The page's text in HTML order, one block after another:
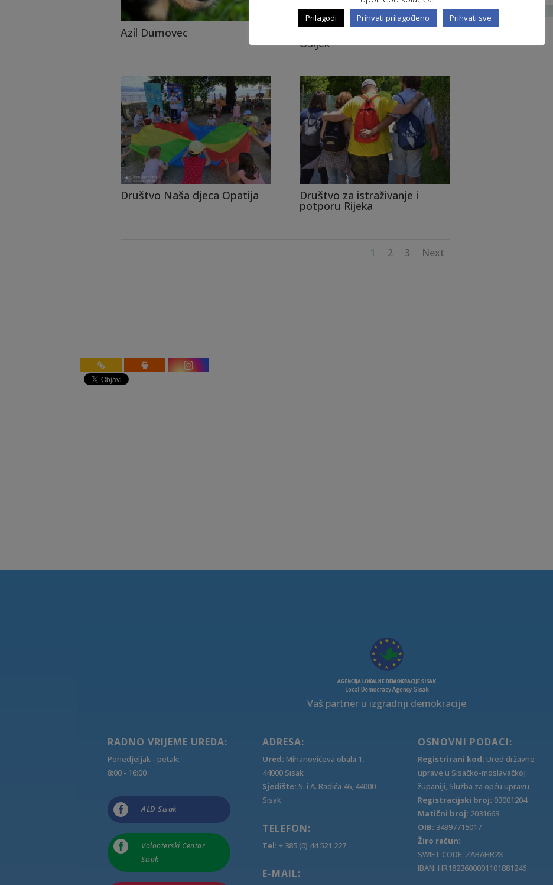
Azil Dumovec
Osijek
Društvo Naša djeca Opatija Društvo za istraživanje i
potporu Rijeka
1 2 3 Next
Vaš partner u izgradnji demokracije
RADNO VRIJEME UREDA:
Ponedjeljak - petak:
8:00 - 16:00
 ALD Sisak

Volonterski Centar
Sisak
ADRESA:
Ured: Mihanovićeva obala 1,
44000 Sisak
Sjedište: S. i A. Radića 46, 44000
Sisak
TELEFON:
Tel: + 385 (0) 44 521 227
E-MAIL:
OSNOVNI PODACI:
Registrirani kod: Ured državne
uprave u Sisačko-moslavačkoj
županiji, Služba za opću upravu
Registracijski broj: 03001204
Matični broj: 2031663
OIB: 34997715017
Žiro račun:
SWIFT CODE: ZABAHR2X
IBAN: HR1823600001101881246
Prilagodi Prihvati prilagođeno Prihvati sve